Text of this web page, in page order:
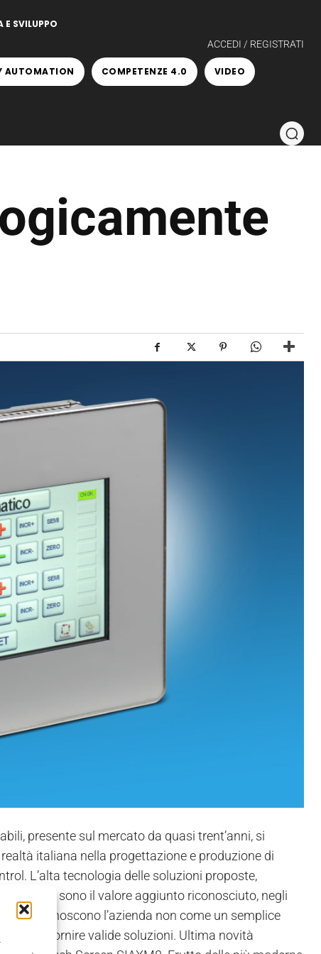
E SVILUPPO
ACCEDI / REGISTRATI
AUTOMATION COMPETENZE 4.0 VIDEO
presente sul mercato da quasi trent’anni, si
italiana nella progettazione e produzione di
L’alta tecnologia delle soluzioni proposte,
prodotti, sono il valore aggiunto riconosciuto, negli
che riconoscono l’azienda non come un semplice
di fornire valide soluzioni. Ultima novità